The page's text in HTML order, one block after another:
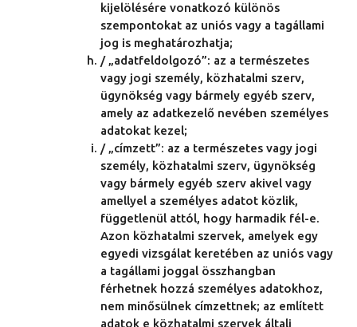
kijelölésére vonatkozó különös
szempontokat az uniós vagy a tagállami
jog is meghatározhatja;
/ „adatfeldolgozó”: az a természetes
vagy jogi személy, közhatalmi szerv,
ügynökség vagy bármely egyéb szerv,
amely az adatkezelő nevében személyes
adatokat kezel;
/ „címzett”: az a természetes vagy jogi
személy, közhatalmi szerv, ügynökség
vagy bármely egyéb szerv akivel vagy
amellyel a személyes adatot közlik,
függetlenül attól, hogy harmadik fél-e.
Azon közhatalmi szervek, amelyek egy
egyedi vizsgálat keretében az uniós vagy
a tagállami joggal összhangban
férhetnek hozzá személyes adatokhoz,
nem minősülnek címzettnek; az említett
adatok e közhatalmi szervek általi